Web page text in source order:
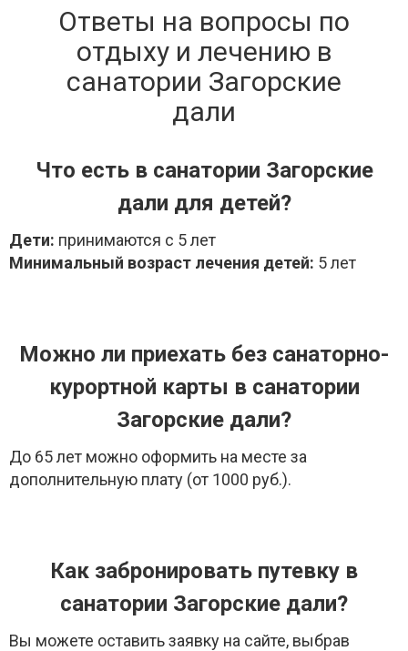
Ответы на вопросы по
отдыху и лечению в
санатории Загорские
дали
Что есть в санатории Загорские
дали для детей?
Дети: принимаются с 5 лет
Минимальный возраст лечения детей: 5 лет
Можно ли приехать без санаторно-
курортной карты в санатории
Загорские дали?
До 65 лет можно оформить на месте за
дополнительную плату (от 1000 руб.).
Как забронировать путевку в
санатории Загорские дали?
Вы можете оставить заявку на сайте, выбрав